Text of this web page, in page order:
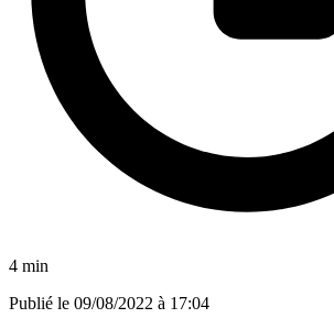
4 min
Publié le 09/08/2022 à 17:04